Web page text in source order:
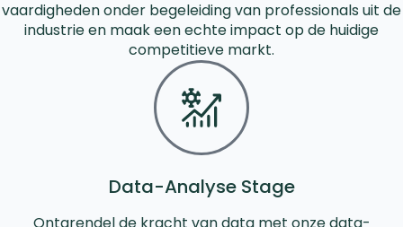
vaardigheden onder begeleiding van professionals uit de
industrie en maak een echte impact op de huidige
competitieve markt.
Data-Analyse Stage
Ontgrendel de kracht van data met onze data-